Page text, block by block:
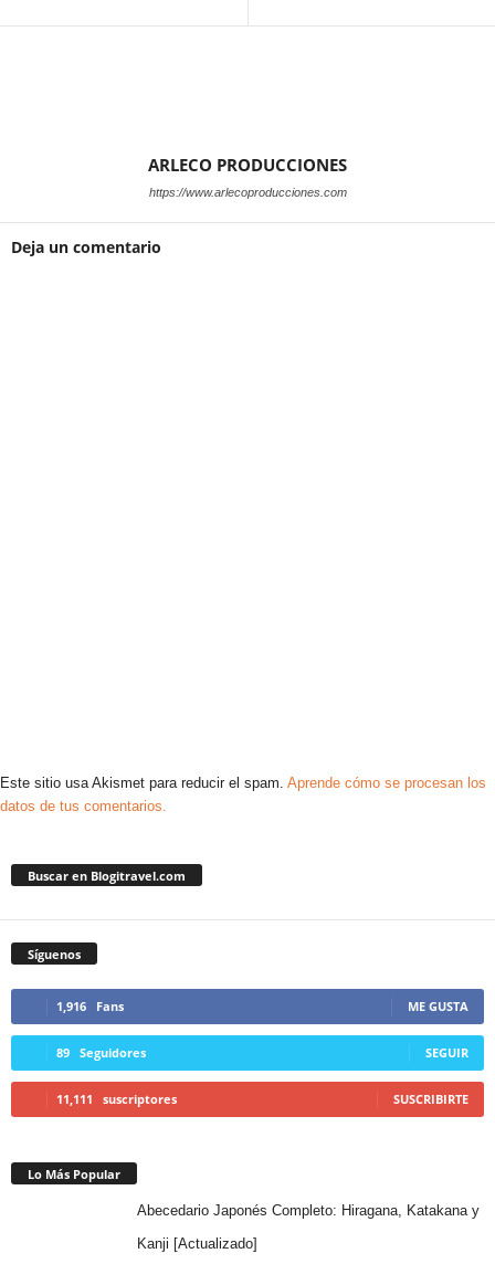
ARLECO PRODUCCIONES
https://www.arlecoproducciones.com
Deja un comentario
Este sitio usa Akismet para reducir el spam. Aprende cómo se procesan los
datos de tus comentarios.
Buscar en Blogitravel.com
Síguenos
1,916 Fans ME GUSTA
89 Seguidores SEGUIR
11,111 suscriptores SUSCRIBIRTE
Lo Más Popular
Abecedario Japonés Completo: Hiragana, Katakana y
Kanji [Actualizado]